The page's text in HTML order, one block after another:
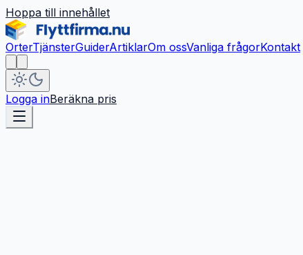
Hoppa till innehållet
OrterTjänsterGuiderArtiklarOm ossVanliga frågorKontakt
Logga inBeräkna pris